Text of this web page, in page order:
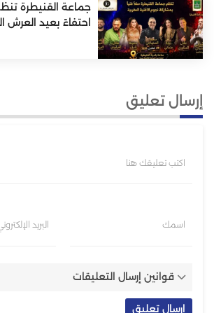
جماعة القنيطرة
احتفاءً بعيد العرش
إرسال تعليق
اكتب تعليقك هنا
اسمك البريد
قوانين إرسال التعليقات